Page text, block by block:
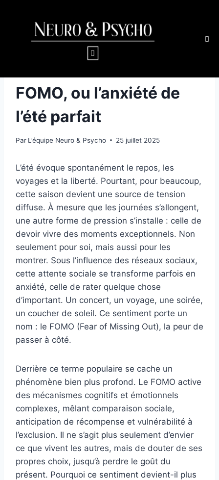
FOMO, ou l’anxiété de
l’été parfait
Par L’équipe Neuro & Psycho 25 juillet 2025
L’été évoque spontanément le repos, les
voyages et la liberté. Pourtant, pour beaucoup,
cette saison devient une source de tension
diffuse. À mesure que les journées s’allongent,
une autre forme de pression s’installe : celle de
devoir vivre des moments exceptionnels. Non
seulement pour soi, mais aussi pour les
montrer. Sous l’influence des réseaux sociaux,
cette attente sociale se transforme parfois en
anxiété, celle de rater quelque chose
d’important. Un concert, un voyage, une soirée,
un coucher de soleil. Ce sentiment porte un
nom : le FOMO (Fear of Missing Out), la peur de
passer à côté.
Derrière ce terme populaire se cache un
phénomène bien plus profond. Le FOMO active
des mécanismes cognitifs et émotionnels
complexes, mêlant comparaison sociale,
anticipation de récompense et vulnérabilité à
l’exclusion. Il ne s’agit plus seulement d’envier
ce que vivent les autres, mais de douter de ses
propres choix, jusqu’à perdre le goût du
présent. Pourquoi ce sentiment devient-il plus